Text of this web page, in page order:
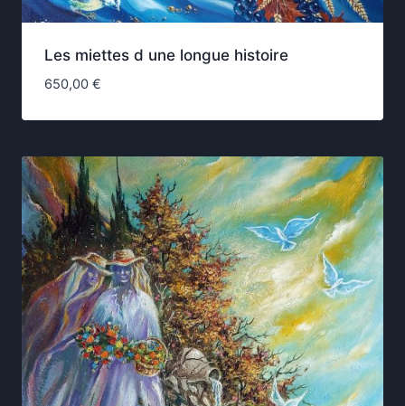
Les miettes d une longue histoire
650,00 €